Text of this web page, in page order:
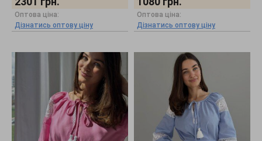
Оптова ціна:
Дізнатись оптову ціну
Оптова ціна:
Дізнатись оптову ціну